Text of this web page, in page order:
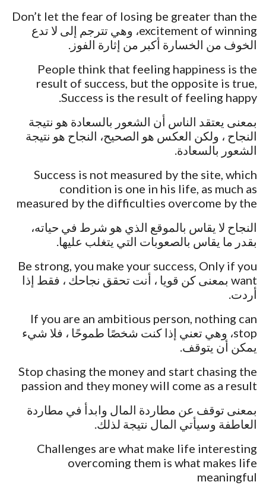
Don’t let the fear of losing be greater than the
excitement of winning، وهي تترجم إلى لا تدع
الخوف من الخسارة أكبر من إثارة الفوز.
People think that feeling happiness is the
result of success, but the opposite is true,
Success is the result of feeling happy.
بمعنى يعتقد الناس أن الشعور بالسعادة هو نتيجة
النجاح ، ولكن العكس هو الصحيح، النجاح هو نتيجة
الشعور بالسعادة.
Success is not measured by the site, which
condition is one in his life, as much as
measured by the difficulties overcome by the
النجاح لا يقاس بالموقع الذي هو شرط في حياته،
بقدر ما يقاس بالصعوبات التي يتغلب عليها.
Be strong, you make your success, Only if you
want بمعنى كن قويا ، أنت تحقق نجاحك ، فقط إذا
أردت.
If you are an ambitious person, nothing can
stop، وهي تعني إذا كنت شخصًا طموحًا ، فلا شيء
يمكن أن يتوقف.
Stop chasing the money and start chasing the
passion and they money will come as a result
بمعنى توقف عن مطاردة المال وابدأ في مطاردة
العاطفة وسيأتي المال نتيجة لذلك.
Challenges are what make life interesting
overcoming them is what makes life
meaningful